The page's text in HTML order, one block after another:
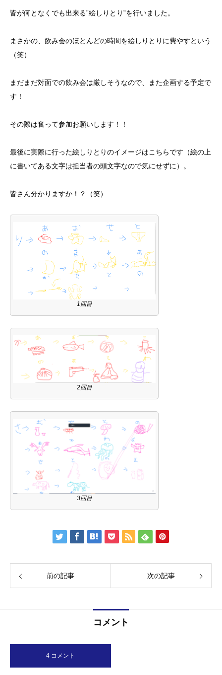
皆が何となくでも出来る”絵しりとり”を行いました。
まさかの、飲み会のほとんどの時間を絵しりとりに費やすという
（笑）
まだまだ対面での飲み会は厳しそうなので、また企画する予定で
す！
その際は奮って参加お願いします！！
最後に実際に行った絵しりとりのイメージはこちらです（絵の上
に書いてある文字は担当者の頭文字なので気にせずに）。
皆さん分かりますか！？（笑）
1回目
2回目
3回目
前の記事 次の記事
コメント
4 コメント